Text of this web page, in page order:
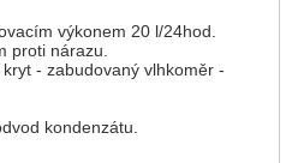
výkonem 20 l/24hod.
proti nárazu.
- zabudovaný vlhkoměr -
kondenzátu.